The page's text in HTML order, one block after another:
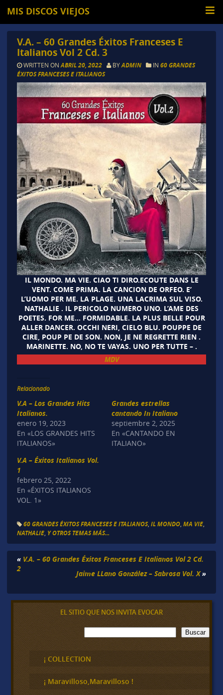
MIS DISCOS VIEJOS
V.A. – 60 Grandes Éxitos Franceses E
Italianos Vol 2 Cd. 3
WRITTEN ON ABRIL 20, 2022 BYADMIN IN 60 GRANDES
ÉXITOS FRANCESES E ITALIANOS
IL MONDO. MA VIE. CIAO TI DIRO.ECOUTE DANS LE
VENT. COME PRIMA. LA CANCION DE ORFEO. E’
L’UOMO PER ME. LA PLAGE. UNA LACRIMA SUL VISO.
NATHALIE . IL PERICOLO NUMERO UNO. L’AME DES
POETES. FOR ME… FORMIDABLE. LA PLUS BELLE POUR
ALLER DANCER. OCCHI NERI, CIELO BLU. POUPPE DE
CIRE, POUP PE DE SON. NON, JE NE REGRETTE RIEN .
MARINETTE. NO, NO TE VAYAS. UNO PER TUTTE – .
MDV
Relacionado
V.A – Los Grandes Hits
Italianos.
enero 19, 2023
En «LOS GRANDES HITS
ITALIANOS»
Grandes estrellas
cantando In Italiano
septiembre 2, 2025
En «CANTANDO EN
ITALIANO»
V.A – Éxitos Italianos Vol.
1
febrero 25, 2022
En «ÉXITOS ITALIANOS
VOL. 1»
60 GRANDES ÉXITOS FRANCESES E ITALIANOS, IL MONDO, MA VIE,
NATHALIE, Y OTROS TEMAS MÁS...
« V.A. – 60 Grandes Éxitos Franceses E Italianos Vol 2 Cd.
2
Jaime LLano González – Sabrosa Vol. X»
EL SITIO QUE NOS INVITA EVOCAR
B
u
c
a
Buscar
¡ COLLECTION
¡ Maravilloso,Maravilloso !